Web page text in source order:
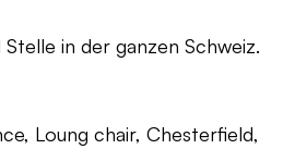
in der ganzen Schweiz.
Loung chair, Chesterfield,